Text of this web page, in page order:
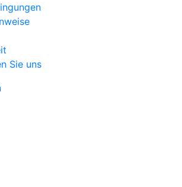
Sie uns